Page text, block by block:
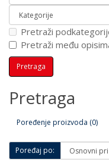
Pretraži
Pretraži među
Pretraga
Poređenje proizvoda (0)
Poređaj po: